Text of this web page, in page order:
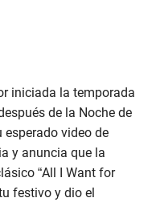
iniciada la temporada
de la Noche de
video de
y anuncia que la
“All I Want for
festivo y dio el